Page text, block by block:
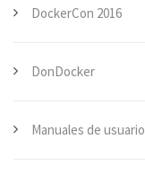
DockerCon 2016
DonDocker
Manuales de usuario